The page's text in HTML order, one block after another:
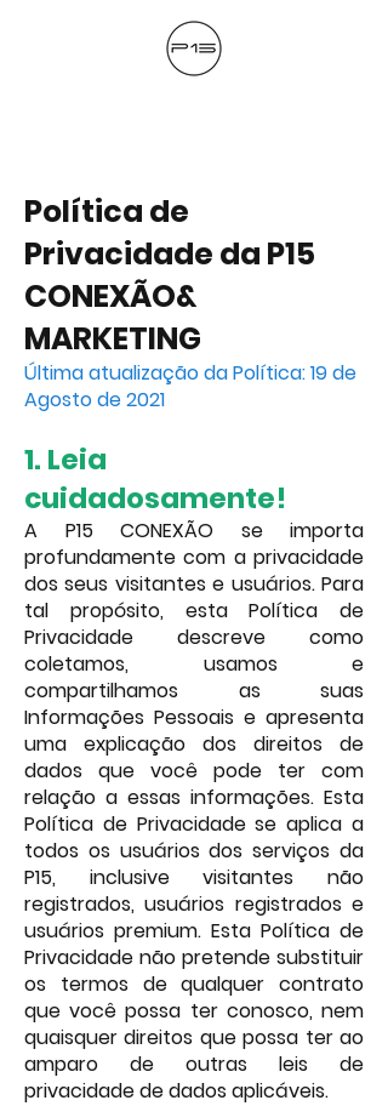
Política de
Privacidade da P15
CONEXÃO&
MARKETING
Última atualização da Política: 19 de
Agosto de 2021
1. Leia
cuidadosamente!
A P15 CONEXÃO se importa
profundamente com a privacidade
dos seus visitantes e usuários. Para
tal propósito, esta Política de
Privacidade descreve como
coletamos, usamos e
compartilhamos as suas
Informações Pessoais e apresenta
uma explicação dos direitos de
dados que você pode ter com
relação a essas informações. Esta
Política de Privacidade se aplica a
todos os usuários dos serviços da
P15, inclusive visitantes não
registrados, usuários registrados e
usuários premium. Esta Política de
Privacidade não pretende substituir
os termos de qualquer contrato
que você possa ter conosco, nem
quaisquer direitos que possa ter ao
amparo de outras leis de
privacidade de dados aplicáveis.